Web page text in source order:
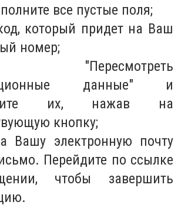
все пустые поля;
который придет на Ваш
номер;
"Пересмотреть
данные" и
их, нажав на
кнопку;
Вашу электронную почту
Перейдите по ссылке
чтобы завершить